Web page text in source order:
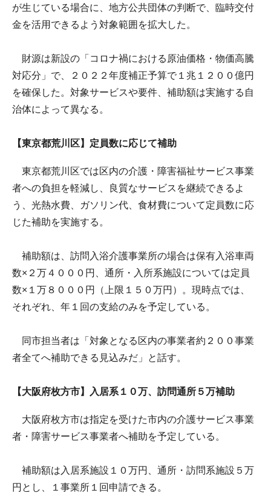
が生じている場合に、地方公共団体の判断で、臨時交付
金を活用できるよう対象範囲を拡大した。
財源は新設の「コロナ禍における原油価格・物価高騰
対応分」で、２０２２年度補正予算で１兆１２００億円
を確保した。対象サービスや要件、補助額は実施する自
治体によって異なる。
【東京都荒川区】定員数に応じて補助
東京都荒川区では区内の介護・障害福祉サービス事業
者への負担を軽減し、良質なサービスを継続できるよ
う、光熱水費、ガソリン代、食材費について定員数に応
じた補助を実施する。
補助額は、訪問入浴介護事業所の場合は保有入浴車両
数×２万４０００円、通所・入所系施設については定員
数×１万８０００円（上限１５０万円）。現時点では、
それぞれ、年１回の支給のみを予定している。
同市担当者は「対象となる区内の事業者約２００事業
者全てへ補助できる見込みだ」と話す。
【大阪府枚方市】入居系１０万、訪問通所５万補助
大阪府枚方市は指定を受けた市内の介護サービス事業
者・障害サービス事業者へ補助を予定している。
補助額は入居系施設１０万円、通所・訪問系施設５万
円とし、１事業所１回申請できる。